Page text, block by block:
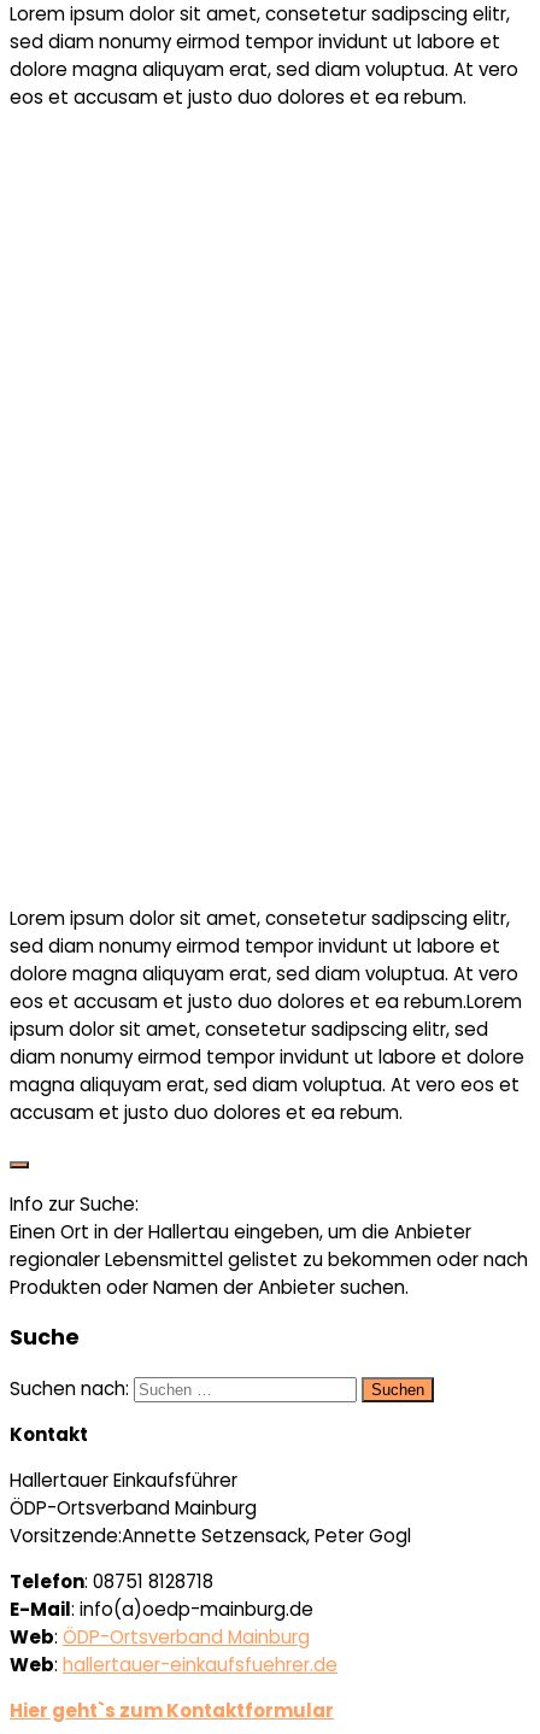
Lorem ipsum dolor sit amet, consetetur sadipscing elitr,
sed diam nonumy eirmod tempor invidunt ut labore et
dolore magna aliquyam erat, sed diam voluptua. At vero
eos et accusam et justo duo dolores et ea rebum.
Lorem ipsum dolor sit amet, consetetur sadipscing elitr,
sed diam nonumy eirmod tempor invidunt ut labore et
dolore magna aliquyam erat, sed diam voluptua. At vero
eos et accusam et justo duo dolores et ea rebum.Lorem
ipsum dolor sit amet, consetetur sadipscing elitr, sed
diam nonumy eirmod tempor invidunt ut labore et dolore
magna aliquyam erat, sed diam voluptua. At vero eos et
accusam et justo duo dolores et ea rebum.
Info zur Suche:
Einen Ort in der Hallertau eingeben, um die Anbieter
regionaler Lebensmittel gelistet zu bekommen oder nach
Produkten oder Namen der Anbieter suchen.
Suche
Suchen nach:
Kontakt
Hallertauer Einkaufsführer
ÖDP-Ortsverband Mainburg
Vorsitzende:Annette Setzensack, Peter Gogl
Telefon: 08751 8128718
E-Mail: info(a)oedp-mainburg.de
Web: ÖDP-Ortsverband Mainburg
Web: hallertauer-einkaufsfuehrer.de
Hier geht`s zum Kontaktformular